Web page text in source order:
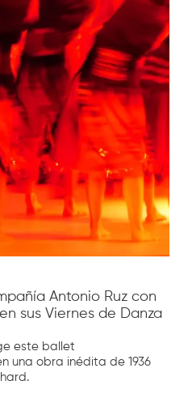
Antonio Ruz con
sus Viernes de Danza
este ballet
una obra inédita de 1936